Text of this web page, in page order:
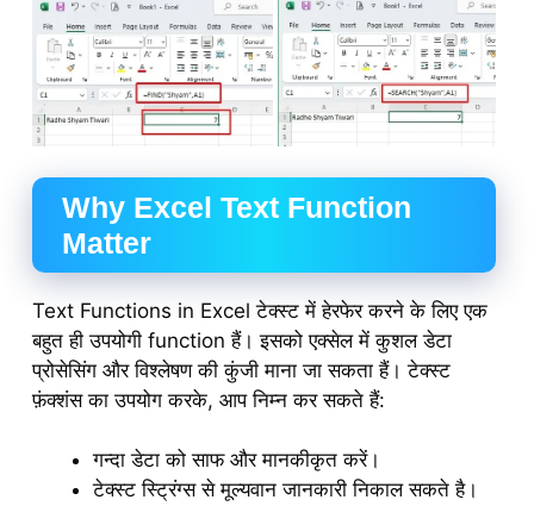
Why Excel Text Function
Matter
Text Functions in Excel टेक्स्ट में हेरफेर करने के लिए एक
बहुत ही उपयोगी function हैं। इसको एक्सेल में कुशल डेटा
प्रोसेसिंग और विश्लेषण की कुंजी माना जा सकता हैं। टेक्स्ट
फ़ंक्शंस का उपयोग करके, आप निम्न कर सकते हैं:
गन्दा डेटा को साफ और मानकीकृत करें।
टेक्स्ट स्ट्रिंग्स से मूल्यवान जानकारी निकाल सकते है।